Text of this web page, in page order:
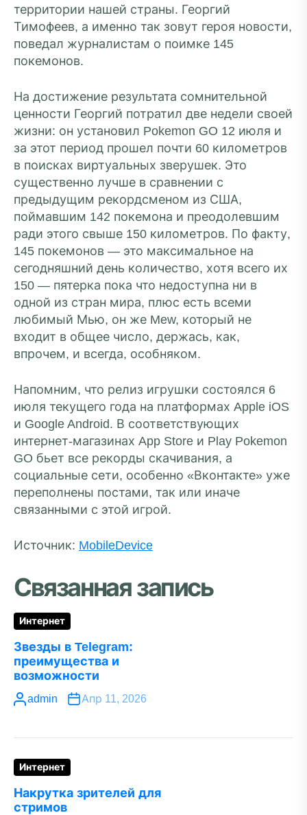
территории нашей страны. Георгий
Тимофеев, а именно так зовут героя новости,
поведал журналистам о поимке 145
покемонов.
На достижение результата сомнительной
ценности Георгий потратил две недели своей
жизни: он установил Pokemon GO 12 июля и
за этот период прошел почти 60 километров
в поисках виртуальных зверушек. Это
существенно лучше в сравнении с
предыдущим рекордсменом из США,
поймавшим 142 покемона и преодолевшим
ради этого свыше 150 километров. По факту,
145 покемонов — это максимальное на
сегодняшний день количество, хотя всего их
150 — пятерка пока что недоступна ни в
одной из стран мира, плюс есть всеми
любимый Мью, он же Mew, который не
входит в общее число, держась, как,
впрочем, и всегда, особняком.
Напомним, что релиз игрушки состоялся 6
июля текущего года на платформах Apple iOS
и Google Android. В соответствующих
интернет-магазинах App Store и Play Pokemon
GO бьет все рекорды скачивания, а
социальные сети, особенно «Вконтакте» уже
переполнены постами, так или иначе
связанными с этой игрой.
Источник: MobileDevice
Связанная запись
Интернет
Звезды в Telegram:
преимущества и
возможности
admin Апр 11, 2026
Интернет
Накрутка зрителей для
стримов